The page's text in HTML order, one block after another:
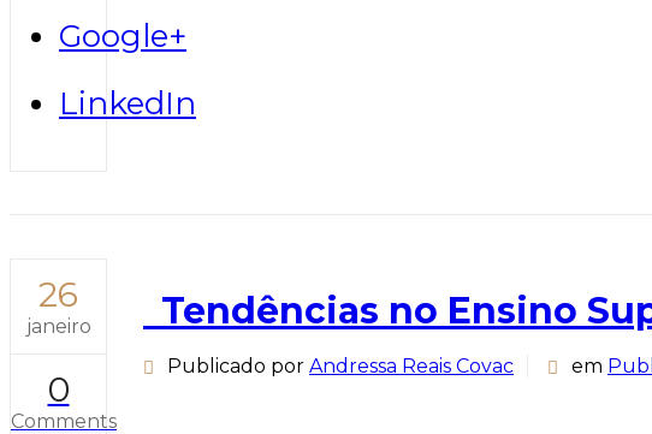
Google+
LinkedIn
26
janeiro
0
Comments
Tendências no Ensino
Publicado por Andressa Reais Covac em